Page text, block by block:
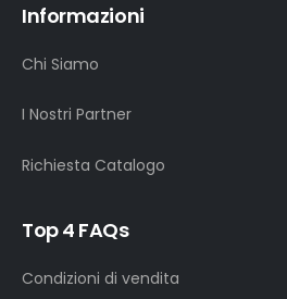
Informazioni
Chi Siamo
I Nostri Partner
Richiesta Catalogo
Top 4 FAQs
Condizioni di vendita